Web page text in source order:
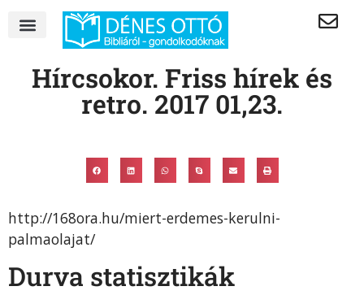
Hírcsokor. Friss hírek és
retro. 2017 01,23.
http://168ora.hu/miert-erdemes-kerulni-
palmaolajat/
Durva statisztikák